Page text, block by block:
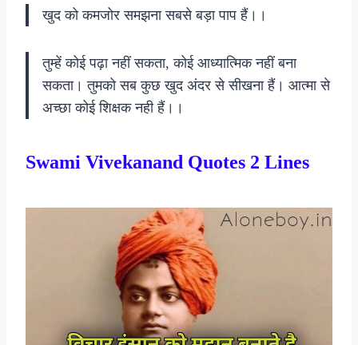
खुद को कमजोर समझना सबसे बड़ा पाप हैं।।
तुम्हें कोई पढ़ा नहीं सकता, कोई आध्यात्मिक नहीं बना
सकता। तुमको सब कुछ खुद अंदर से सीखना हैं। आत्मा से
अच्छा कोई शिक्षक नही हैं।।
Swami Vivekanand Quotes 2 Lines